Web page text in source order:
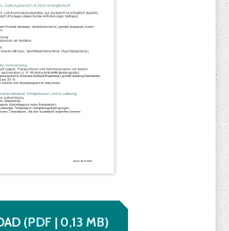
(PDF | 0,13 MB)